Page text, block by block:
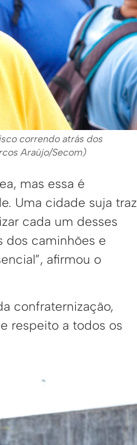
correndo atrás dos
Araújo/Secom)
mas essa é
Uma cidade suja traz
cada um desses
dos caminhões e
afirmou o
confraternização,
respeito a todos os